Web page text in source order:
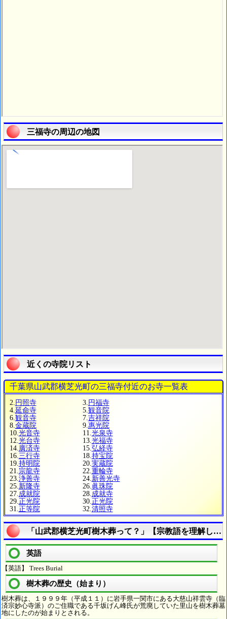
三福寺の周辺の地図
近くの寺院リスト
千葉県山武郡横芝光町の三福寺付近のお寺一覧表
2. 円照寺 3. 円福寺
4. 延命寺 5. 観音院
6. 観音寺 7. 吉祥院
8. 金蔵院 9. 惠光院
10. 光音寺 11. 光泉寺
12. 光台寺 13. 光福寺
14. 廣済寺 15. 弘経寺
16. 三行寺 18. 持宝院
19. 持明院 20. 実蔵院
21. 宗龍寺 22. 重輪寺
23. 浄善寺 24. 新善光寺
25. 新隆寺 26. 眞珠院
27. 成就院 28. 成就寺
29. 正光院 30. 正光院
31. 正等院 32. 清照寺
「山武郡横芝光町樹木葬って？」【宗教語を理解しよ
英語
【英語】 Trees Burial
樹木葬の歴史（始まり）
樹木葬は、１９９９年（平成１１）に岩手県一関市にある大慈山祥雲寺（臨
済宗妙心寺派）のご住職である千坂げん峰氏が荒廃していた里山を樹木葬墓
地にしたのが始まりとされる。